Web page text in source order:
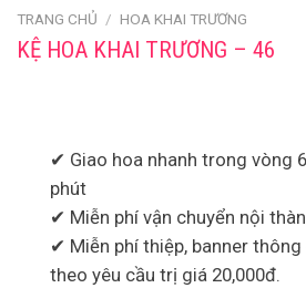
TRANG CHỦ / HOA KHAI TRƯƠNG
KỆ HOA KHAI TRƯƠNG – 46
✔ Giao hoa nhanh trong vòng
phút
✔ Miễn phí vận chuyển nội
✔ Miễn phí thiệp, banner thông
theo yêu cầu trị giá 20,000đ.